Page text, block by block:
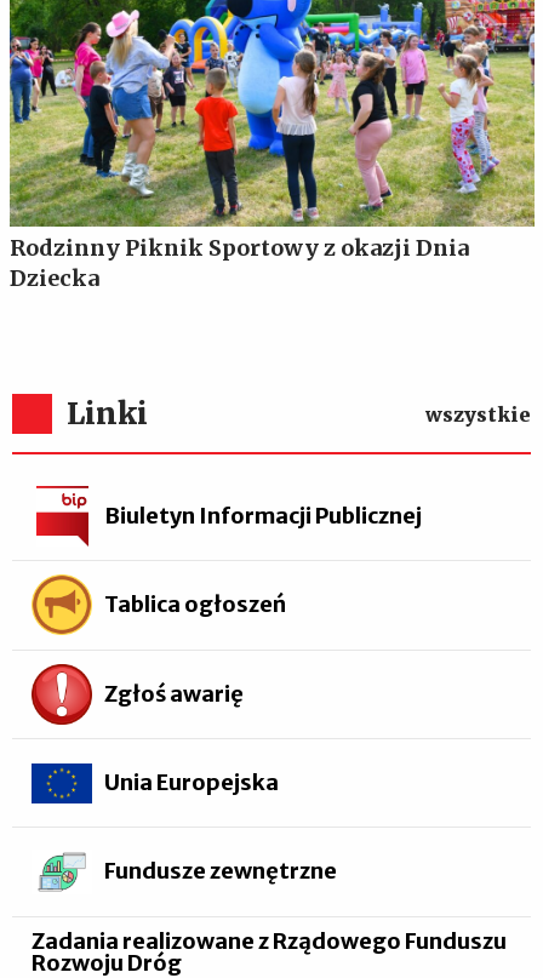
Rodzinny Piknik Sportowy z okazji Dnia
Dziecka
Linki wszystkie
Biuletyn Informacji Publicznej
Tablica ogłoszeń
Zgłoś awarię
Unia Europejska
Fundusze zewnętrzne
Zadania realizowane z Rządowego Funduszu
Rozwoju Dróg